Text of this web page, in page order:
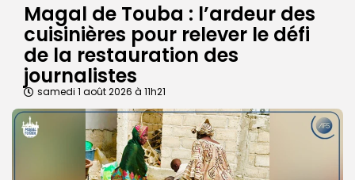
Magal de Touba : l’ardeur des
cuisinières pour relever le défi
de la restauration des
journalistes
samedi 1 août 2026 à 11h21